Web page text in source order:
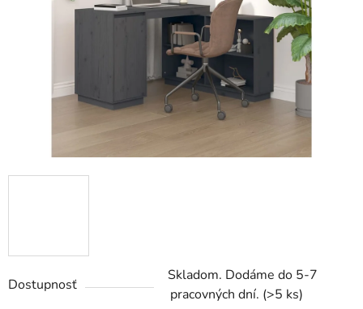
Dostupnosť
Skladom. Dodáme do 5-7
pracovných dní. (>5 ks)
hviezdičiek.